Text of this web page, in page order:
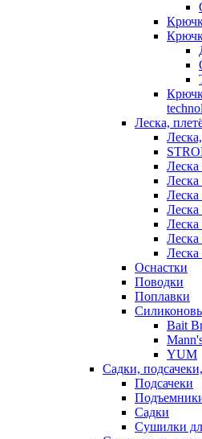
Леска,
Леска
Оснастки
Поводки
Поплавки
Bait
YUM
Садки,
Подсачеки
Садки
Сушилки